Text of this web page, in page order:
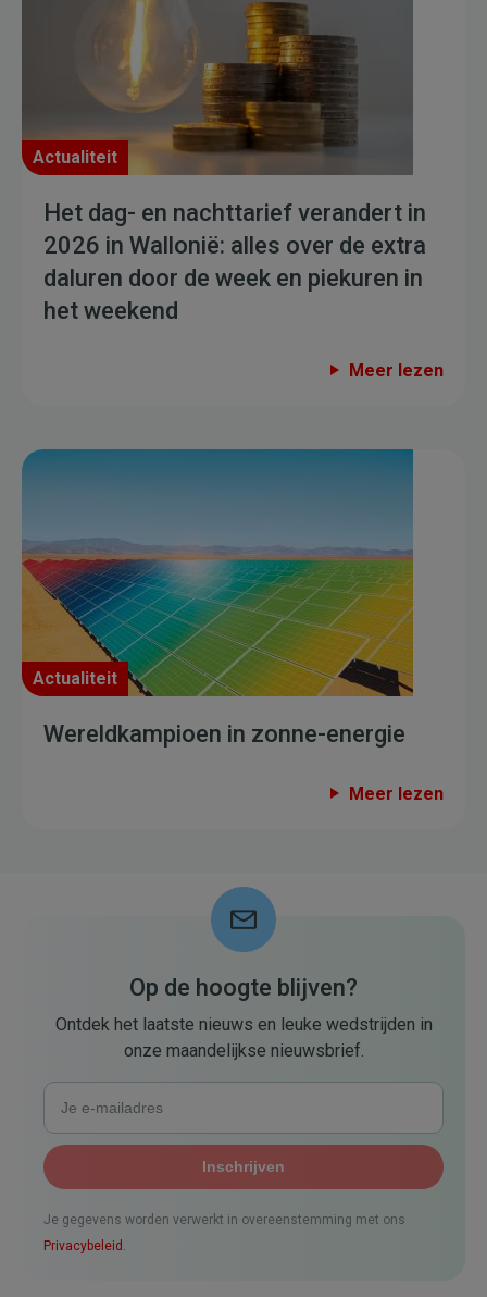
Actualiteit
Het dag- en nachttarief verandert in
2026 in Wallonië: alles over de extra
daluren door de week en piekuren in
het weekend
Meer lezen
Actualiteit
Wereldkampioen in zonne-energie
Meer lezen
Op de hoogte blijven?
Ontdek het laatste nieuws en leuke wedstrijden in
onze maandelijkse nieuwsbrief.
Je gegevens worden verwerkt in overeenstemming met ons
Privacybeleid.